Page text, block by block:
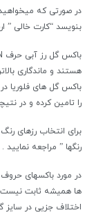
در صورتی که
بنویسد “کارت خالی ”
هستند و ماندگاری
باکس گل های فلوریا
را تامین کرده و در
برای انتخاب رزهای
رنگها ” مراجعه نمایید .
در مورد باکسهای
ها همیشه ثابت نیست
اختلاف جزیی در سایز